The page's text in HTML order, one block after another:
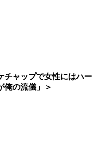
チャップで女性にはハー
俺の流儀」＞